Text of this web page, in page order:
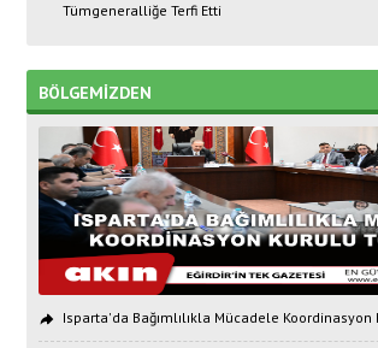
Tümgeneralliğe Terfi Etti
BÖLGEMİZDEN
Isparta'da Bağımlılıkla Mücadele Koordinasyon